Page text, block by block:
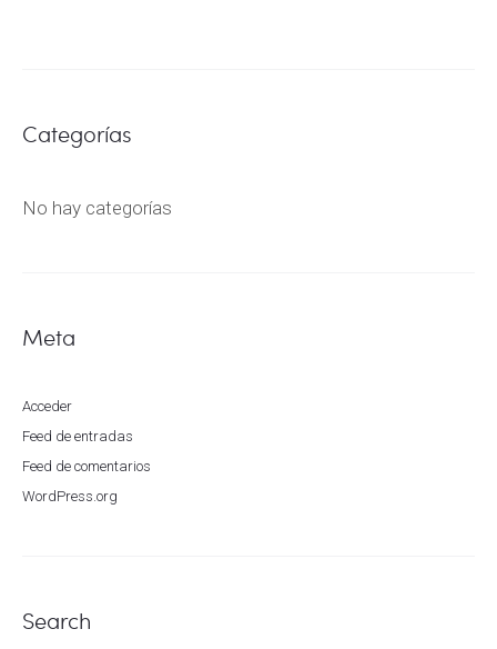
Categorías
No hay categorías
Meta
Acceder
Feed de entradas
Feed de comentarios
WordPress.org
Search